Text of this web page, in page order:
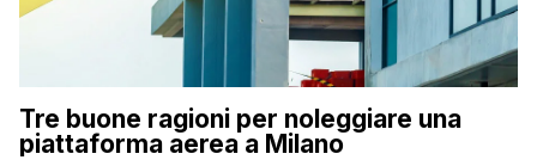
Tre buone ragioni per noleggiare una
piattaforma aerea a Milano